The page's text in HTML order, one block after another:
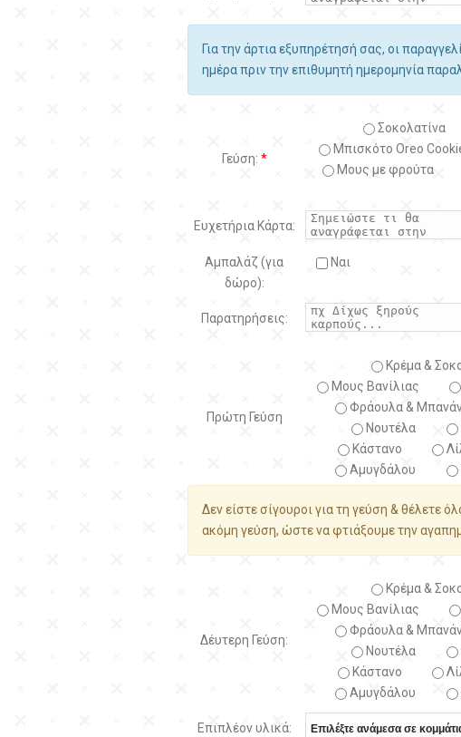
Για την άρτια εξυπηρέτησή σας, οι
ημέρα πριν την επιθυμητή ημερομηνία
Γεύση: *
Σοκολατίνα
Μπισκότο Oreo
Μους με φρούτα
Ευχετήρια Κάρτα:
Αμπαλάζ (για
δώρο):
Ναι
Παρατηρήσεις:
Πρώτη Γεύση
Κρέμα &
Μους Βανίλιας
Φράουλα &
Νουτέλα
Κάστανο
Αμυγδάλου
Δεν είστε σίγουροι για τη γεύση & θέλετε
ακόμη γεύση, ώστε να φτιάξουμε την
Δέυτερη Γεύση:
Κρέμα &
Μους Βανίλιας
Φράουλα &
Νουτέλα
Κάστανο
Αμυγδάλου
Επιπλέον υλικά: